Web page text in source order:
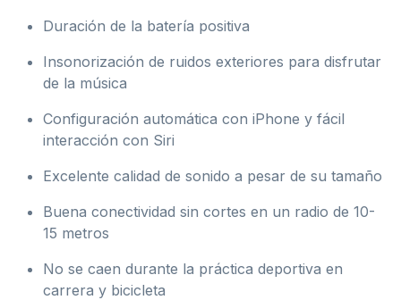
Duración de la batería positiva
Insonorización de ruidos exteriores para disfrutar
de la música
Configuración automática con iPhone y fácil
interacción con Siri
Excelente calidad de sonido a pesar de su tamaño
Buena conectividad sin cortes en un radio de 10-
15 metros
No se caen durante la práctica deportiva en
carrera y bicicleta